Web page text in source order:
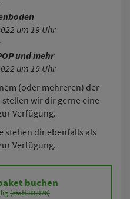
um 19 Uhr
und mehr
um 19 Uhr
(oder mehreren) der
wir dir gerne eine
Verfügung.
stehen dir ebenfalls als
Verfügung.
buchen
(statt 83,97€)